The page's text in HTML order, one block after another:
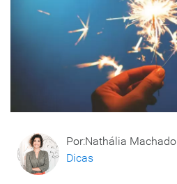
Por:Nathália Machado
Dicas